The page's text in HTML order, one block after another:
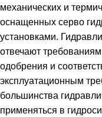
механических и
оснащенных серво
установками.
отвечают
одобрения и
эксплуатационным
большинства
применяться в